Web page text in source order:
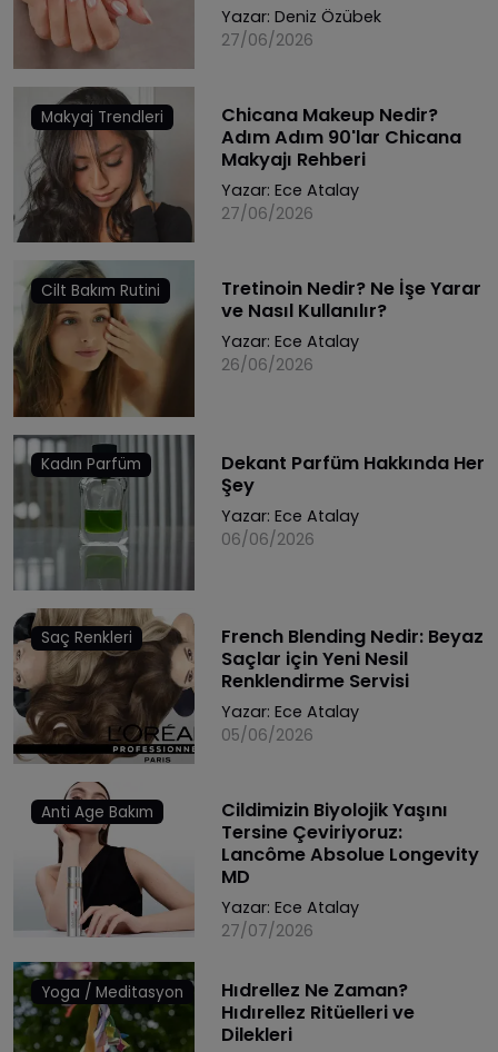
Yazar: Deniz Özübek
27/06/2026
Makyaj Trendleri
Chicana Makeup Nedir?
Adım Adım 90'lar Chicana
Makyajı Rehberi
Yazar: Ece Atalay
27/06/2026
Cilt Bakım Rutini
Tretinoin Nedir? Ne İşe Yarar
ve Nasıl Kullanılır?
Yazar: Ece Atalay
26/06/2026
Kadın Parfüm
Dekant Parfüm Hakkında Her
Şey
Yazar: Ece Atalay
06/06/2026
Saç Renkleri
French Blending Nedir: Beyaz
Saçlar için Yeni Nesil
Renklendirme Servisi
Yazar: Ece Atalay
05/06/2026
Anti Age Bakım
Cildimizin Biyolojik Yaşını
Tersine Çeviriyoruz:
Lancôme Absolue Longevity
MD
Yazar: Ece Atalay
27/07/2026
Yoga / Meditasyon
Hıdrellez Ne Zaman?
Hıdırellez Ritüelleri ve
Dilekleri